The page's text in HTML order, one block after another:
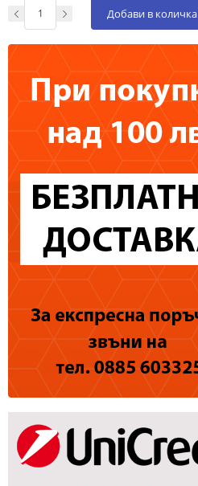
Добави в количка